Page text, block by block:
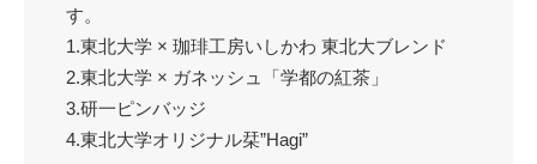
す。
1.東北大学 × 珈琲工房いしかわ 東北大ブレンド
2.東北大学 × ガネッシュ「学都の紅茶」
3.研一ピンバッジ
4.東北大学オリジナル栞”Hagi”